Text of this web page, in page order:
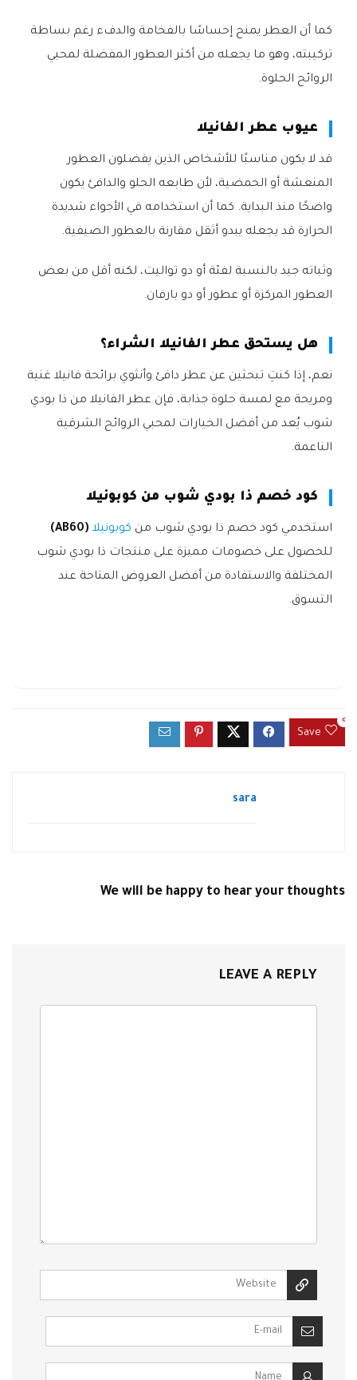
كما أن العطر يمنح إحساسًا بالفخامة والدفء رغم بساطة
تركيبته، وهو ما يجعله من أكثر العطور المفضلة لمحبي
الروائح الحلوة.
عيوب عطر الفانيلا
قد لا يكون مناسبًا للأشخاص الذين يفضلون العطور
المنعشة أو الحمضية، لأن طابعه الحلو والدافئ يكون
واضحًا منذ البداية. كما أن استخدامه في الأجواء شديدة
الحرارة قد يجعله يبدو أثقل مقارنة بالعطور الصيفية.
وثباته جيد بالنسبة لفئة أو دو تواليت، لكنه أقل من بعض
العطور المركزة أو عطور أو دو بارفان.
هل يستحق عطر الفانيلا الشراء؟
نعم، إذا كنتِ تبحثين عن عطر دافئ وأنثوي برائحة فانيلا غنية
ومريحة مع لمسة حلوة جذابة، فإن عطر الفانيلا من ذا بودي
شوب يُعد من أفضل الخيارات لمحبي الروائح الشرقية
الناعمة.
كود خصم ذا بودي شوب من كوبونيلا
استخدمي كود خصم ذا بودي شوب من كوبونيلا (AB60)
للحصول على خصومات مميزة على منتجات ذا بودي شوب
المختلفة والاستفادة من أفضل العروض المتاحة عند
التسوق.
Save
0
sara
We will be happy to hear your thoughts
LEAVE A REPLY